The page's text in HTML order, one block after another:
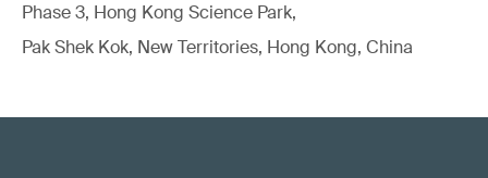
Phase 3, Hong Kong Science Park,
Pak Shek Kok, New Territories, Hong Kong, China